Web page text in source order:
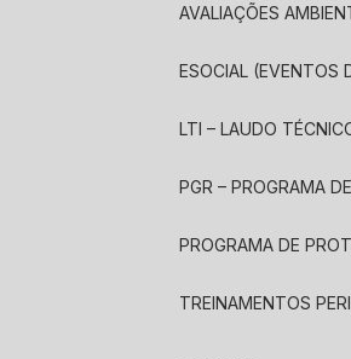
AVALIAÇÕES
ESOCIAL
LTI – LAUDO
PGR – PROGRAMA
PROGRAMA DE
TREINAMENTOS